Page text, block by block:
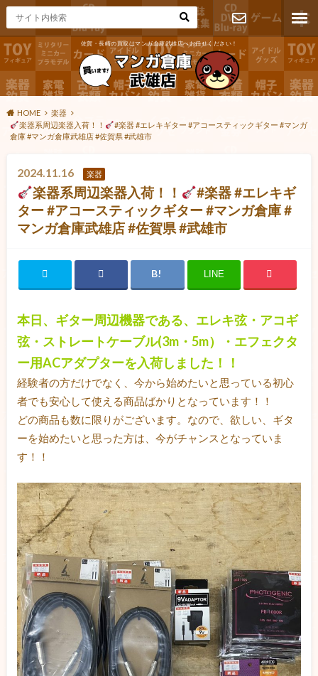
佐賀・長崎の買取はマンガ倉庫武雄店へお任せください！
お問い合わ
せ
HOME
楽器
楽器系周辺楽器入荷！！
#楽器 #エレキギター #アコースティックギター #マンガ
倉庫 #マンガ倉庫武雄店 #佐賀県 #武雄市
2024.11.16 楽器
楽器系周辺楽器入荷！！
#楽器 #エレキギ
ター #アコースティックギター #マンガ倉庫 #
マンガ倉庫武雄店 #佐賀県 #武雄市
LINE
本日、ギター周辺機器である、エレキ弦・アコギ
弦・ストレートケーブル(3m・5m）・エフェクタ
ー用ACアダプターを入荷しました！！
経験者の方だけでなく、今から始めたいと思っている初心
者でも安心して使える商品ばかりとなっています！！
どの商品も数に限りがございます。なので、欲しい、ギタ
ーを始めたいと思った方は、今がチャンスとなっていま
す！！